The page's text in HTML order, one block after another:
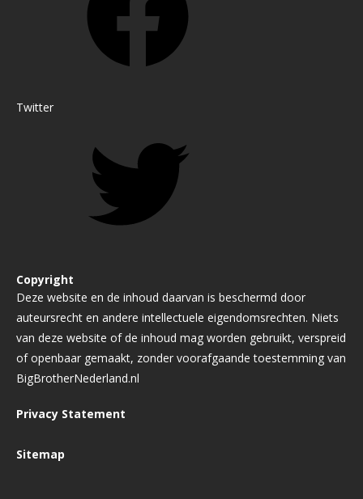
Twitter
Copyright
Deze website en de inhoud daarvan is beschermd door
auteursrecht en andere intellectuele eigendomsrechten. Niets
van deze website of de inhoud mag worden gebruikt, verspreid
of openbaar gemaakt, zonder voorafgaande toestemming van
BigBrotherNederland.nl
Privacy Statement
Sitemap